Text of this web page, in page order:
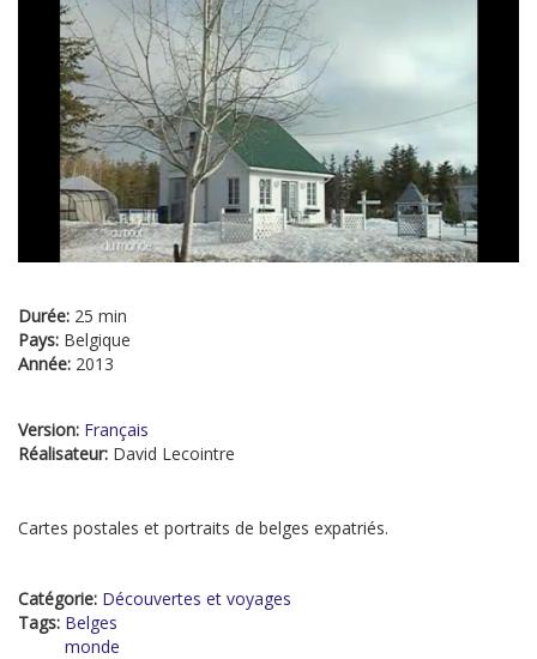
Durée: 25 min
Pays: Belgique
Année: 2013
Version: Français
Réalisateur: David Lecointre
Cartes postales et portraits de belges expatriés.
Catégorie: Découvertes et voyages
Tags: Belges
monde